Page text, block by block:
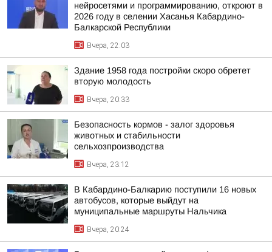
нейросетями и программированию, откроют в
2026 году в селении Хасанья Кабардино-
Балкарской Республики
Вчера, 22:03
Здание 1958 года постройки скоро обретет
вторую молодость
Вчера, 20:33
Безопасность кормов - залог здоровья
животных и стабильности
сельхозпроизводства
Вчера, 23:12
В Кабардино-Балкарию поступили 16 новых
автобусов, которые выйдут на
муниципальные маршруты Нальчика
Вчера, 20:24